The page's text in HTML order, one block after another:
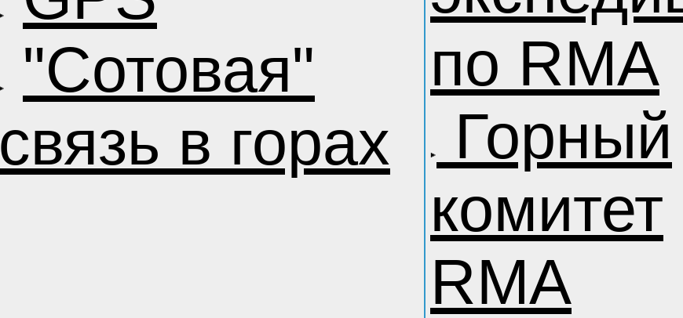
"Сотовая"
связь в горах
по RMA
Горный
комитет
RMA